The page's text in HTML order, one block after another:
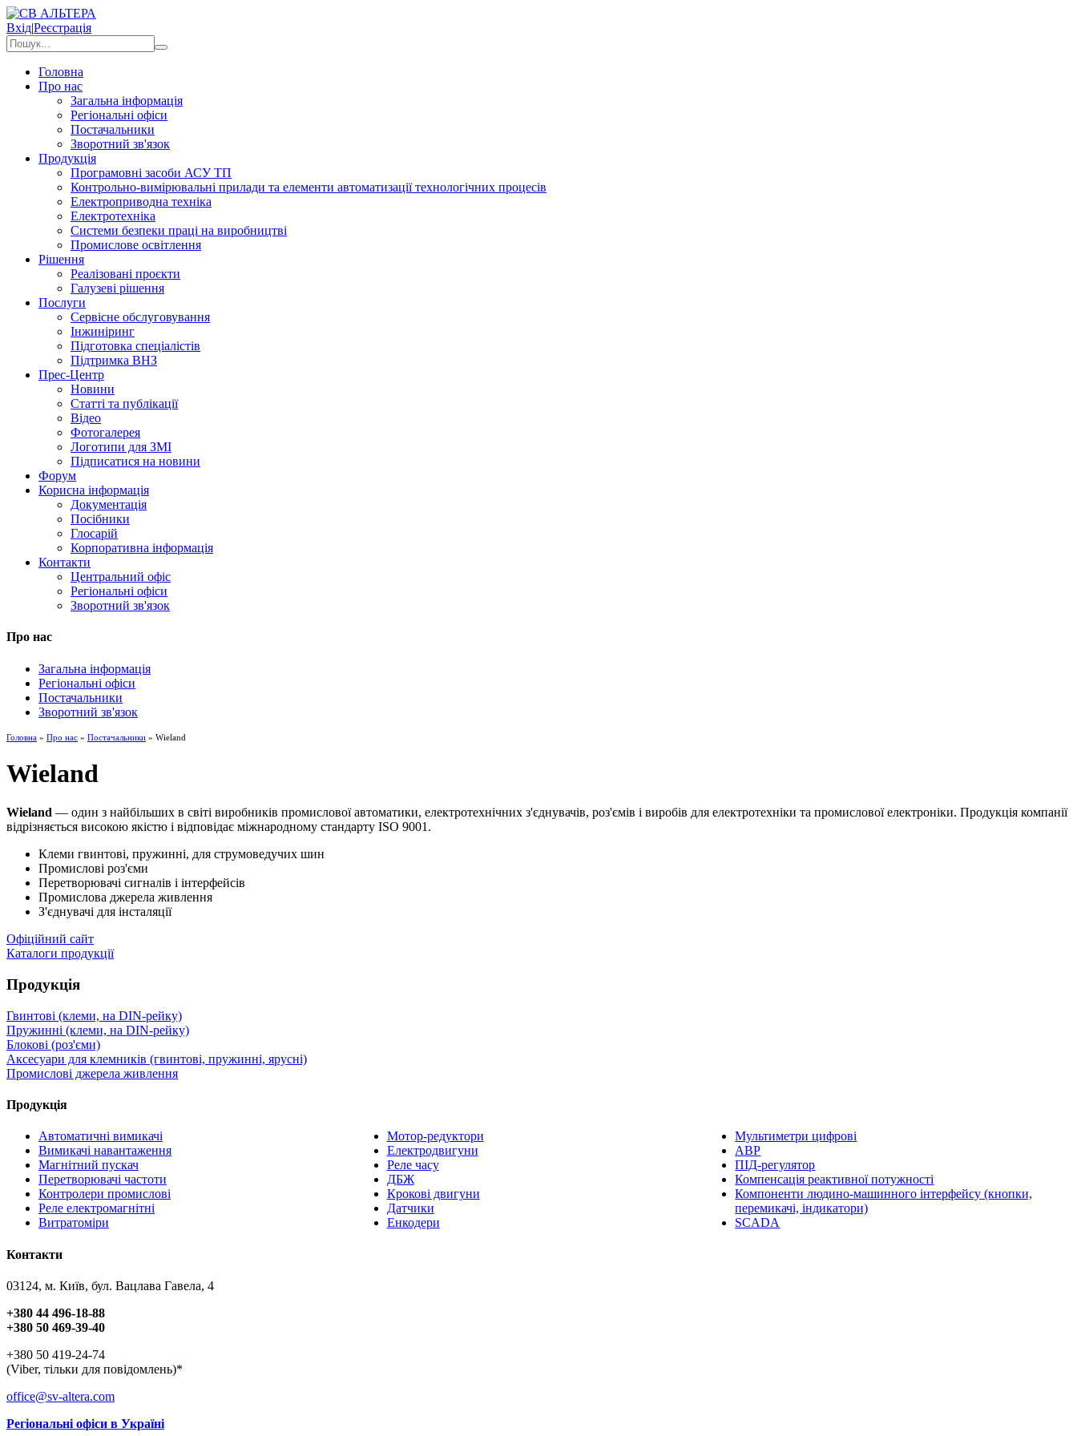
Вхід|Реєстрація
Головна
Про нас
Загальна інформація
Регіональні офіси
Постачальники
Зворотний зв'язок
Продукція
Програмовні засоби АСУ ТП
Контрольно-вимірювальні прилади та елементи автоматизації технологічних процесів
Електроприводна техніка
Електротехніка
Системи безпеки праці на виробництві
Промислове освітлення
Рішення
Реалізовані проєкти
Галузеві рішення
Послуги
Сервісне обслуговування
Інжиніринг
Підготовка спеціалістів
Підтримка ВНЗ
Прес-Центр
Новини
Статті та публікації
Відео
Фотогалерея
Логотипи для ЗМІ
Підписатися на новини
Форум
Корисна інформація
Документація
Посібники
Глосарій
Корпоративна інформація
Контакти
Центральний офіс
Регіональні офіси
Зворотний зв'язок
Про нас
Загальна інформація
Регіональні офіси
Постачальники
Зворотний зв'язок
Головна » Про нас » Постачальники » Wieland
Wieland
Wieland — один з найбільших в світі виробників промислової автоматики, електротехнічних з'єднувачів, роз'ємів і виробів для електротехніки та промислової електроніки. Продукція компанії
відрізняється високою якістю і відповідає міжнародному стандарту ISO 9001.
Клеми гвинтові, пружинні, для струмоведучих шин
Промислові роз'єми
Перетворювачі сигналів і інтерфейсів
Промислова джерела живлення
З'єднувачі для інсталяції
Офіційний сайт
Каталоги продукції
Продукція
Гвинтові (клеми, на DIN-рейку)
Пружинні (клеми, на DIN-рейку)
Блокові (роз'єми)
Аксесуари для клемників (гвинтові, пружинні, ярусні)
Промислові джерела живлення
Продукція
Автоматичні вимикачі
Вимикачі навантаження
Магнітний пускач
Перетворювачі частоти
Контролери промислові
Реле електромагнітні
Витратоміри
Мотор-редуктори
Електродвигуни
Реле часу
ДБЖ
Крокові двигуни
Датчики
Енкодери
Мультиметри цифрові
АВР
ПІД-регулятор
Компенсація реактивної потужності
Компоненти людино-машинного інтерфейсу (кнопки,
перемикачі, індикатори)
SCADA
Контакти
03124, м. Київ, бул. Вацлава Гавела, 4
+380 44 496-18-88
+380 50 469-39-40
+380 50 419-24-74
(Viber, тільки для повідомлень)*
office@sv-altera.com
Регіональні офіси в Україні